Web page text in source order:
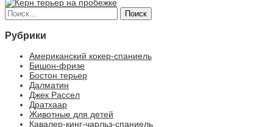
Найти:
Рубрики
Американский кокер-спаниель
Бишон-фризе
Бостон терьер
Далматин
Джек Рассел
Дратхаар
Животные для детей
Кавалер-кинг-чарльз-спаниель